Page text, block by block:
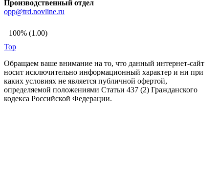
Производственный отдел
opp@trd.novline.ru
100% (1.00)
Top
Обращаем ваше внимание на то, что данный интернет-сайт
носит исключительно информационный характер и ни при
каких условиях не является публичной офертой,
определяемой положениями Статьи 437 (2) Гражданского
кодекса Российской Федерации.